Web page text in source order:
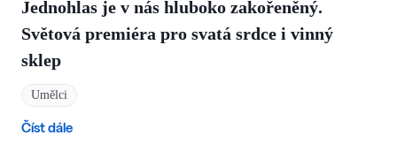
Jednohlas je v nás hluboko zakořeněný.
Světová premiéra pro svatá srdce i vinný
sklep
Umělci
Číst dále